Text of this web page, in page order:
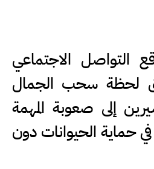
التواصل الاجتماعي
لحظة سحب الجمال
إلى صعوبة المهمة
حماية الحيوانات دون